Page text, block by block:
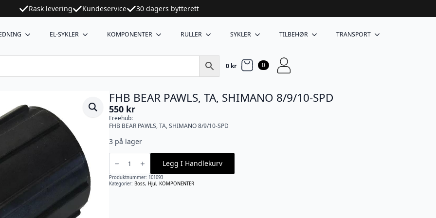
Rask levering Kundeservice 30 dagers bytterett
EL-SYKLER KOMPONENTER RULLER SYKLER TILBEHØR TRANSPORT
0 kr 0
FHB BEAR PAWLS, TA, SHIMANO 8/9/10-SPD
550 kr
Freehub:
FHB BEAR PAWLS, TA, SHIMANO 8/9/10-SPD
3 på lager
FHB
PAWLS,
TA,
SHIMANO
8/9/10-
Legg I Handlekurv
Produktnummer: 101093
Kategorier: Boss, Hjul, KOMPONENTER